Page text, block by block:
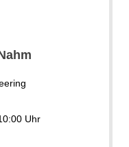
Uhr